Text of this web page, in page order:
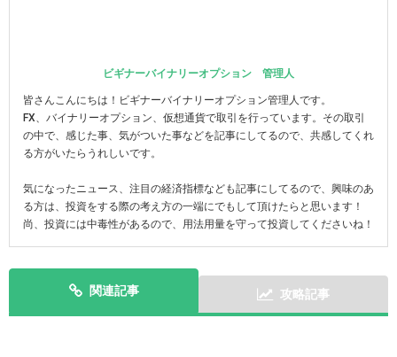
ビギナーバイナリーオプション 管理人
皆さんこんにちは！ビギナーバイナリーオプション管理人です。
FX、バイナリーオプション、仮想通貨で取引を行っています。その取引
の中で、感じた事、気がついた事などを記事にしてるので、共感してくれ
る方がいたらうれしいです。
気になったニュース、注目の経済指標なども記事にしてるので、興味のあ
る方は、投資をする際の考え方の一端にでもして頂けたらと思います！
尚、投資には中毒性があるので、用法用量を守って投資してくださいね！
関連記事 攻略記事